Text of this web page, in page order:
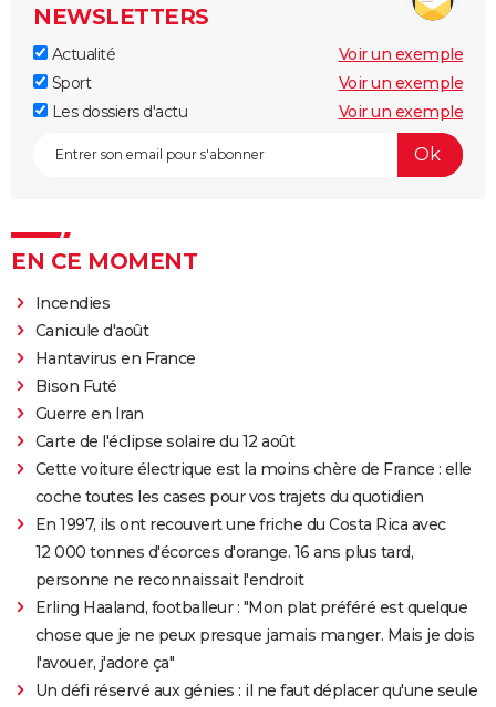
NEWSLETTERS
Actualité
Voir un exemple
Sport
Voir un exemple
Les dossiers d'actu
Voir un exemple
EN CE MOMENT
Incendies
Canicule d'août
Hantavirus en France
Bison Futé
Guerre en Iran
Carte de l'éclipse solaire du 12 août
Cette voiture électrique est la moins chère de France : elle
coche toutes les cases pour vos trajets du quotidien
En 1997, ils ont recouvert une friche du Costa Rica avec
12 000 tonnes d'écorces d'orange. 16 ans plus tard,
personne ne reconnaissait l'endroit
Erling Haaland, footballeur : "Mon plat préféré est quelque
chose que je ne peux presque jamais manger. Mais je dois
l'avouer, j'adore ça"
Un défi réservé aux génies : il ne faut déplacer qu'une seule